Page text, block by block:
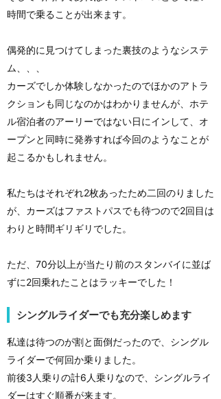
時間で乗ることが出来ます。
偶発的に見つけてしまった裏技のようなシステ
ム、、、
カーズでしか体験しなかったのでほかのアトラ
クションも同じなのかはわかりませんが、ホテ
ル宿泊者のアーリーではない日にインして、オ
ープンと同時に発券すれば今回のようなことが
起こるかもしれません。
私たちはそれぞれ2枚あったため二回のりました
が、カーズはファストパスでも待つので2回目は
わりと時間ギリギリでした。
ただ、70分以上が当たり前のスタンバイに並ば
ずに2回乗れたことはラッキーでした！
シングルライダーでも充分楽しめます
私達は待つのが割と面倒だったので、シングル
ライダーで何回か乗りました。
前後3人乗りの計6人乗りなので、シングルライ
ダーはすぐ順番が来ます。